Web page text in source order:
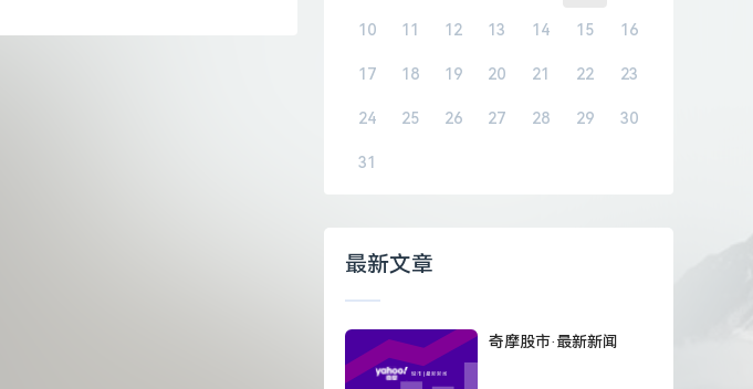
10 11 12 13 14 15 16
17 18 19 20 21 22 23
24 25 26 27 28 29 30
31
最新文章
奇摩股市·最新新闻